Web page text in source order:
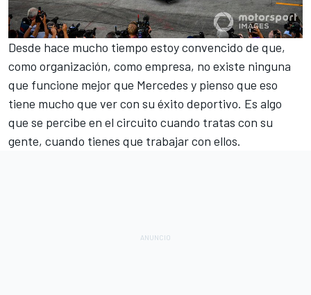
Desde hace mucho tiempo estoy convencido de que,
como organización, como empresa, no existe ninguna
que funcione mejor que Mercedes y pienso que eso
tiene mucho que ver con su éxito deportivo. Es algo
que se percibe en el circuito cuando tratas con su
gente, cuando tienes que trabajar con ellos.